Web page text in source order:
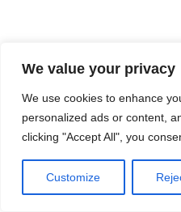
We value your privacy
We use cookies to enhance
personalized ads or content,
clicking "Accept All", you
Customize
Chi
L'analisi
Lavena